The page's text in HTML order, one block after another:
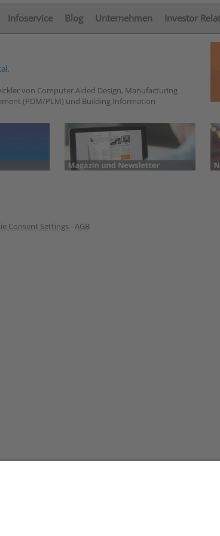
Infoservice Blog Unternehmen Investor
von Computer Aided Design, Manufacturing
(PDM/PLM) und Building Information
Consent Settings-AGB